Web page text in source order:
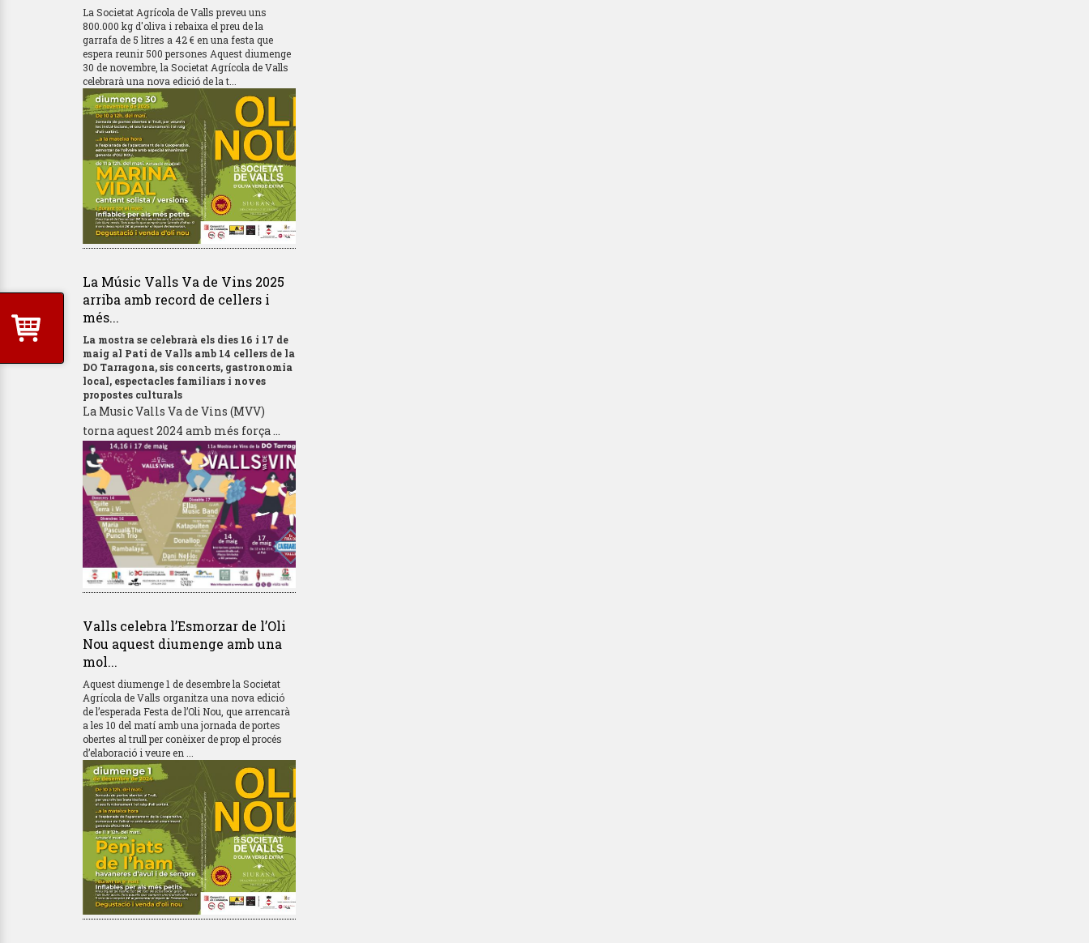
La Societat Agrícola de Valls preveu uns
800.000 kg d'oliva i rebaixa el preu de la
garrafa de 5 litres a 42 € en una festa que
espera reunir 500 persones Aquest diumenge
30 de novembre, la Societat Agrícola de Valls
celebrarà una nova edició de la t...
La Músic Valls Va de Vins 2025
arriba amb record de cellers i
més...
La mostra se celebrarà els dies 16 i 17 de
maig al Pati de Valls amb 14 cellers de la
DO Tarragona, sis concerts, gastronomia
local, espectacles familiars i noves
propostes culturals
La Music Valls Va de Vins (MVV)
torna aquest 2024 amb més força ...
Valls celebra l’Esmorzar de l’Oli
Nou aquest diumenge amb una
mol...
Aquest diumenge 1 de desembre la Societat
Agrícola de Valls organitza una nova edició
de l’esperada Festa de l’Oli Nou, que arrencarà
a les 10 del matí amb una jornada de portes
obertes al trull per conèixer de prop el procés
d’elaboració i veure en ...